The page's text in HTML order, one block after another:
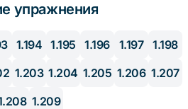
упражнения
1.194 1.195 1.196 1.197
1.198
1.203 1.204 1.205 1.206 1.207
1.209